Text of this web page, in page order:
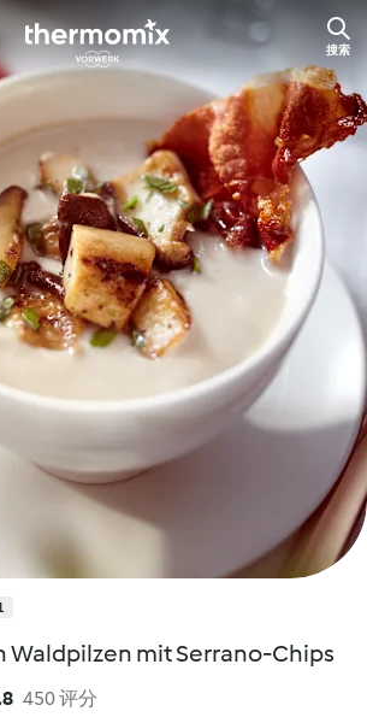
搜索
Waldpilzen mit Serrano-Chips
450 评分